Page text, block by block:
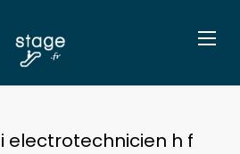
electrotechnicien h f